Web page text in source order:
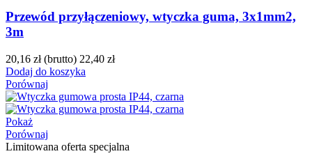
Przewód przyłączeniowy, wtyczka guma, 3x1mm2,
3m
20,16 zł (brutto) 22,40 zł
Dodaj do koszyka
Porównaj
Pokaż
Porównaj
Limitowana oferta specjalna